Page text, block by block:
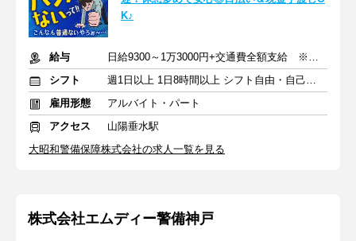
K♪
給与
日給9300～1万3000円+交通費全額支給 ※深夜手当含む
シフト
週1日以上 1日8時間以上 シフト自由・自己申告
雇用形態
アルバイト・パート
アクセス
山陽垂水駅
大昭和警備保障株式会社の求人一覧を見る
株式会社エムディー警備神戸